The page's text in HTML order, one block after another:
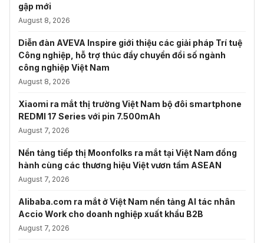
gập mới
August 8, 2026
Diễn đàn AVEVA Inspire giới thiệu các giải pháp Trí tuệ
Công nghiệp, hỗ trợ thúc đẩy chuyển đổi số ngành
công nghiệp Việt Nam
August 8, 2026
Xiaomi ra mắt thị trường Việt Nam bộ đôi smartphone
REDMI 17 Series với pin 7.500mAh
August 7, 2026
Nền tảng tiếp thị Moonfolks ra mắt tại Việt Nam đồng
hành cùng các thương hiệu Việt vươn tầm ASEAN
August 7, 2026
Alibaba.com ra mắt ở Việt Nam nền tảng AI tác nhân
Accio Work cho doanh nghiệp xuất khẩu B2B
August 7, 2026